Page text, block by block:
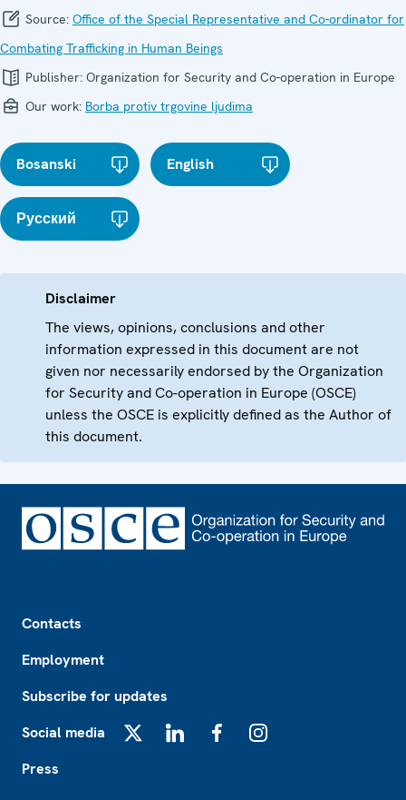
Source: Office of the Special Representative and Co-ordinator for
Combating Trafficking in Human Beings
Publisher: Organization for Security and Co-operation in Europe
Our work: Borba protiv trgovine ljudima
Bosanski English
Русский
Disclaimer
The views, opinions, conclusions and other
information expressed in this document are not
given nor necessarily endorsed by the Organization
for Security and Co-operation in Europe (OSCE)
unless the OSCE is explicitly defined as the Author of
this document.
Contacts
Employment
Subscribe for updates
Social media
Press